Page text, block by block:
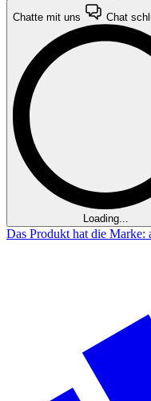
Chatte mit uns Chat
Loading...
Das Produkt hat die Marke: